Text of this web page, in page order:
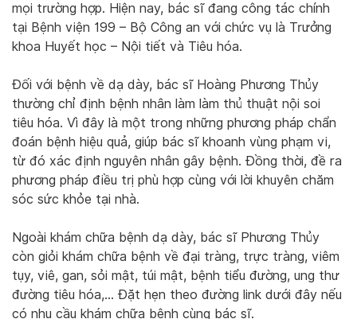
mọi trường hợp. Hiện nay, bác sĩ đang công tác chính
tại Bệnh viện 199 – Bộ Công an với chức vụ là Trưởng
khoa Huyết học – Nội tiết và Tiêu hóa.
Đối với bệnh về dạ dày, bác sĩ Hoàng Phương Thủy
thường chỉ định bệnh nhân làm làm thủ thuật nội soi
tiêu hóa. Vì đây là một trong những phương pháp chẩn
đoán bệnh hiệu quả, giúp bác sĩ khoanh vùng phạm vi,
từ đó xác định nguyên nhân gây bệnh. Đồng thời, đề ra
phương pháp điều trị phù hợp cùng với lời khuyên chăm
sóc sức khỏe tại nhà.
Ngoài khám chữa bệnh dạ dày, bác sĩ Phương Thủy
còn giỏi khám chữa bệnh về đại tràng, trực tràng, viêm
tụy, viê, gan, sỏi mật, túi mật, bệnh tiểu đường, ung thư
đường tiêu hóa,… Đặt hẹn theo đường link dưới đây nếu
có nhu cầu khám chữa bệnh cùng bác sĩ.